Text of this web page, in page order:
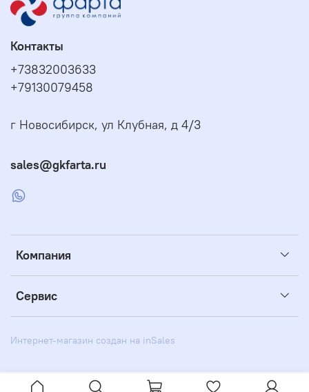
Компания
Сервис
Контакты
+73832003633
+79130079458
г Новосибирск, ул Клубная, д 4/3
sales@gkfarta.ru
Интернет-магазин создан на inSales